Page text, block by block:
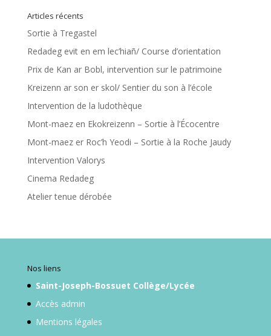
Articles récents
Sortie à Tregastel
Redadeg evit en em lec’hiañ/ Course d’orientation
Prix de Kan ar Bobl, intervention sur le patrimoine
Kreizenn ar son er skol/ Sentier du son à l’école
Intervention de la ludothèque
Mont-maez en Ekokreizenn – Sortie à l’Écocentre
Mont-maez er Roc’h Yeodi – Sortie à la Roche Jaudy
Intervention Valorys
Cinema Redadeg
Atelier tenue dérobée
Nos liens
Saint-Joseph-Bossuet Collège/Lycée
Accès admin
Mentions légales